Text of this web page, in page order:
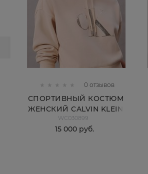
0 отзывов
СПОРТИВНЫЙ КОСТЮМ
ЖЕНСКИЙ CALVIN KLEIN
WC030899
15 000 руб.